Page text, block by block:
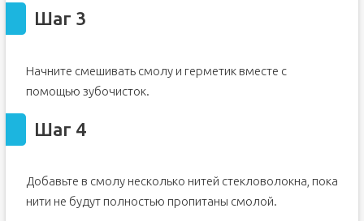
Шаг 3
Начните смешивать смолу и герметик вместе с
помощью зубочисток.
Шаг 4
Добавьте в смолу несколько нитей стекловолокна, пока
нити не будут полностью пропитаны смолой.